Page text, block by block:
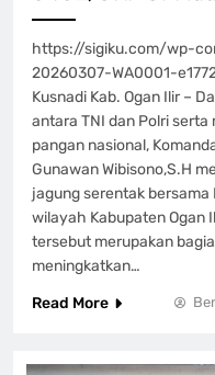
https://sigiku.com/wp-
20260307-WA0001-
Kusnadi Kab. Ogan Ilir –
antara TNI dan Polri
pangan nasional,
Gunawan Wibisono,S.H
jagung serentak bersama
wilayah Kabupaten Ogan
tersebut merupakan
meningkatkan…
Read More